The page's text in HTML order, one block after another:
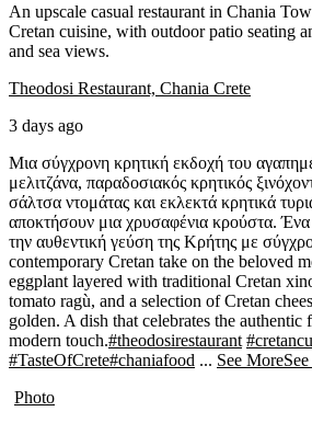
An upscale casual restaurant in Chania
Cretan cuisine, with outdoor patio seating
and sea views.
Theodosi Restaurant, Chania Crete
3 days ago
Μια σύγχρονη κρητική εκδοχή του
μελιτζάνα, παραδοσιακός κρητικός
σάλτσα ντομάτας και εκλεκτά κρητικά
αποκτήσουν μια χρυσαφένια κρούστα. Ένα
την αυθεντική γεύση της Κρήτης με
contemporary Cretan take on the beloved
eggplant layered with traditional Cretan
tomato ragù, and a selection of Cretan
golden. A dish that celebrates the
modern touch.#theodosirestaurant
#TasteOfCrete#chaniafood ... See More
Photo